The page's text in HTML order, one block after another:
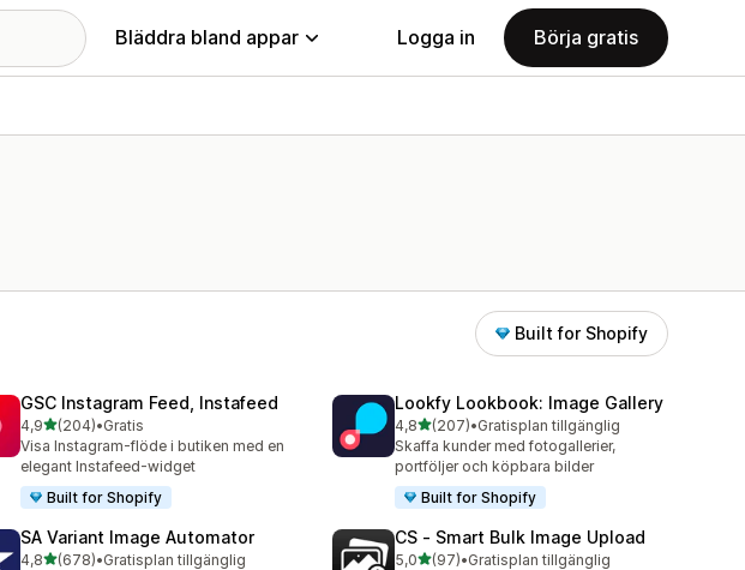
Bläddra bland appar Logga in Börja gratis
Built for Shopify
GSC Instagram Feed, Instafeed
4,9av 5 stjärnor
(204)
204 recensioner totalt
•Gratis
Visa Instagram-flöde i butiken med en
elegant Instafeed-widget
Built for Shopify
Lookfy Lookbook: Image Gallery
4,8av 5 stjärnor
(207)
207 recensioner totalt
•Gratisplan tillgänglig
Skaffa kunder med fotogallerier,
portföljer och köpbara bilder
Built for Shopify
SA Variant Image Automator
4,8av 5 stjärnor
(678)•Gratisplan tillgänglig
CS ‑ Smart Bulk Image Upload
5,0av 5 stjärnor
(97)•Gratisplan tillgänglig